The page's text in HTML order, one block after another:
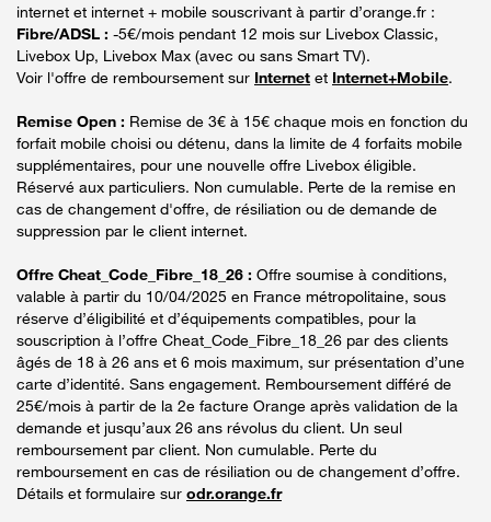
internet et internet + mobile souscrivant à partir d’orange.fr :
Fibre/ADSL : -5€/mois pendant 12 mois sur Livebox Classic,
Livebox Up, Livebox Max (avec ou sans Smart TV).
Voir l'offre de remboursement sur Internet et Internet+Mobile.
Remise Open : Remise de 3€ à 15€ chaque mois en fonction du
forfait mobile choisi ou détenu, dans la limite de 4 forfaits mobile
supplémentaires, pour une nouvelle offre Livebox éligible.
Réservé aux particuliers. Non cumulable. Perte de la remise en
cas de changement d'offre, de résiliation ou de demande de
suppression par le client internet.
Offre Cheat_Code_Fibre_18_26 : Offre soumise à conditions,
valable à partir du 10/04/2025 en France métropolitaine, sous
réserve d’éligibilité et d’équipements compatibles, pour la
souscription à l’offre Cheat_Code_Fibre_18_26 par des clients
âgés de 18 à 26 ans et 6 mois maximum, sur présentation d’une
carte d’identité. Sans engagement. Remboursement différé de
25€/mois à partir de la 2e facture Orange après validation de la
demande et jusqu’aux 26 ans révolus du client. Un seul
remboursement par client. Non cumulable. Perte du
remboursement en cas de résiliation ou de changement d’offre.
Détails et formulaire sur odr.orange.fr